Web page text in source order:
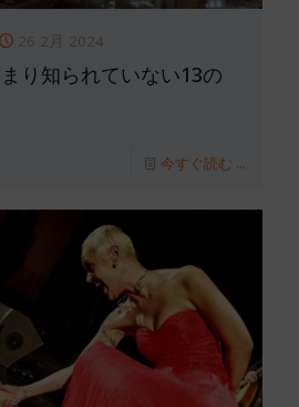
26 2月 2024
り知られていない13の
今すぐ読む ...